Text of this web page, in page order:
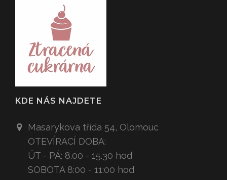
KDE NÁS NAJDETE
Masarykova třída 54, Olomouc
OTEVÍRACÍ DOBA:
ÚT - PÁ: 8.00 - 15.30 hod
SOBOTA 8:00 - 11:00 hod